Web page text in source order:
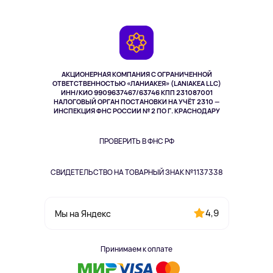
АКЦИОНЕРНАЯ КОМПАНИЯ С ОГРАНИЧЕННОЙ
ОТВЕТСТВЕННОСТЬЮ «ЛАНИАКЕЯ» (LANIAKEA LLC)
ИНН/КИО 9909637467/63746 КПП 231087001
НАЛОГОВЫЙ ОРГАН ПОСТАНОВКИ НА УЧЁТ 2310 —
ИНСПЕКЦИЯ ФНС РОССИИ № 2 ПО Г. КРАСНОДАРУ
ПРОВЕРИТЬ В ФНС РФ
СВИДЕТЕЛЬСТВО НА ТОВАРНЫЙ ЗНАК №1137338
Мы на Яндекс 4,9
Принимаем к оплате
Здоровье питомцев
Одежда и аксессуары